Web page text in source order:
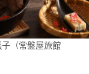
（常盤屋旅館